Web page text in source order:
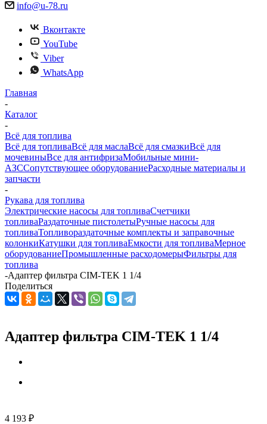
info@u-78.ru
Вконтакте
YouTube
Viber
WhatsApp
Главная
-
Каталог
-
Всё для топлива
Всё для топливаВсё для маслаВсё для смазкиВсё для
мочевиныВсе для антифризаМобильные мини-
АЗССопутствующее оборудованиеРасходные материалы и
запчасти
-
Рукава для топлива
Электрические насосы для топливаСчетчики
топливаРаздаточные пистолетыРучные насосы для
топливаТопливораздаточные комплекты и заправочные
колонкиКатушки для топливаЕмкости для топливаМерное
оборудованиеПромышленные расходомерыФильтры для
топлива
-Адаптер фильтра CIM-TEK 1 1/4
Поделиться
Адаптер фильтра CIM-TEK 1 1/4
4 193 ₽